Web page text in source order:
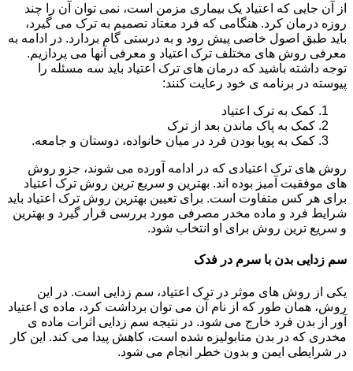
از آن جایی که اعتیاد یک بیماری مزمن است، نمی توان آن را چند
روزه درمان کرد. هنگامی که فرد معتاد تصمیم به ترک می گیرد،
باید طبق اصول خاصی پیش رود و به درستی گام بردارد. در ادامه به
معرفی روش های مختلف ترک اعتیاد و معرفی آنها می پردازیم.
توجه داشته باشید که درمان های ترک اعتیاد باید سه مسئله را
پیوسته در برنامه ی خود رعایت کنند:
کمک به ترک اعتیاد
کمک به پاک ماندن بعد از ترک
کمک به پویا بودن فرد در میان خانواده، دوستان و جامعه.
روش های ترک اعتیادی که در ادامه آورده می شوند، جزو روش
های موفقیت آمیز بوده اند. بهترین و سریع ترین روش ترک اعتیاد
برای هر کس متفاوت است. برای تعیین بهترین روش ترک اعتیاد باید
شرایط فرد و ماده مخدر مصرفی مورد بررسی قرار گیرد و بهترین
و سریع ترین روش برای او انتخاب شود.
سم زدایی بدن با سرم در فدک
یکی از روش های موثر در ترک اعتیاد، سم زدایی است. در این
روش، همان طور که از نام آن می توان برداشت کرد، ماده ی اعتیاد
آور از بدن فرد خارج می شود. در نتیجه سم زدایی اثرات ماده ی
مخدری که در بدن متابولیزه شده است، کاهش پیدا می کند. این کار
در شرایطی ایمن و بدون خطر انجام می شود.